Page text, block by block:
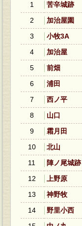
1 苦辛城跡
2
加治屋園
3
小牧3A
4
加治屋
5
前畑
6
浦田
7
西ノ平
8
山口
9
霜月田
10
北山
11
陣ノ尾城跡
12
上野原
13
神野牧
14
野里小西